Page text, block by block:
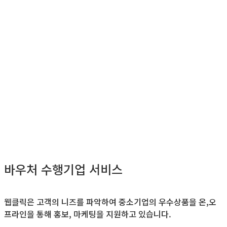
바우처 수행기업 서비스
웹클릭은 고객의 니즈를 파악하여 중소기업의 우수상품을 온,오
프라인을 통해 홍보, 마케팅을 지원하고 있습니다.